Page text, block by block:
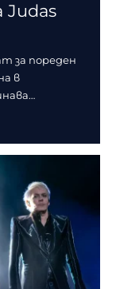
Judas
за пореден
в